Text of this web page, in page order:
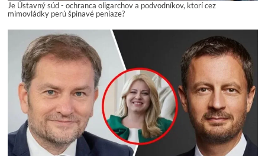
Je Ústavný súd - ochranca oligarchov a podvodníkov, ktorí cez
mimovládky perú špinavé peniaze?